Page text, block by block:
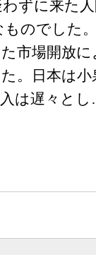
ずに来た
のでした
市場開放
。日本は
は遅々と